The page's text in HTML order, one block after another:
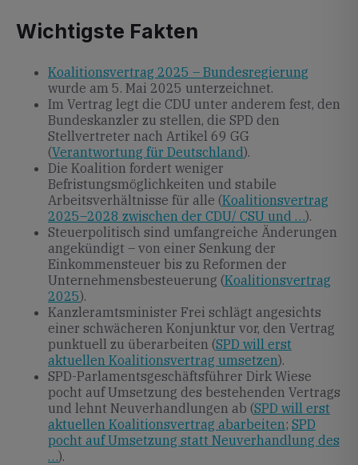
Wichtigste Fakten
Koalitionsvertrag 2025 – Bundesregierung
wurde am 5. Mai 2025 unterzeichnet.
Im Vertrag legt die CDU unter anderem fest, den
Bundeskanzler zu stellen, die SPD den
Stellvertreter nach Artikel 69 GG
(Verantwortung für Deutschland).
Die Koalition fordert weniger
Befristungsmöglichkeiten und stabile
Arbeitsverhältnisse für alle (Koalitionsvertrag
2025–2028 zwischen der CDU/ CSU und …).
Steuerpolitisch sind umfangreiche Änderungen
angekündigt – von einer Senkung der
Einkommensteuer bis zu Reformen der
Unternehmensbesteuerung (Koalitionsvertrag
2025).
Kanzleramtsminister Frei schlägt angesichts
einer schwächeren Konjunktur vor, den Vertrag
punktuell zu überarbeiten (SPD will erst
aktuellen Koalitionsvertrag umsetzen).
SPD-Parlamentsgeschäftsführer Dirk Wiese
pocht auf Umsetzung des bestehenden Vertrags
und lehnt Neuverhandlungen ab (SPD will erst
aktuellen Koalitionsvertrag abarbeiten; SPD
pocht auf Umsetzung statt Neuverhandlung des
…).